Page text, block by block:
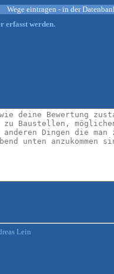
Wege eintragen - in der
erfasst werden.
Lein